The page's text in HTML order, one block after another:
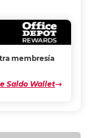
membresía
Saldo Wallet